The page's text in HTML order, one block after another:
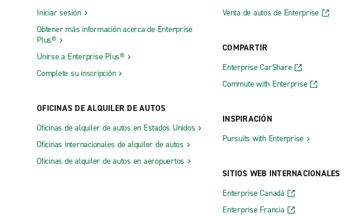
Iniciar sesión
Obtener más información acerca de Enterprise
Plus®
Unirse a Enterprise Plus®
Complete su inscripción
OFICINAS DE ALQUILER DE AUTOS
Oficinas de alquiler de autos en Estados Unidos
Oficinas internacionales de alquiler de autos
Oficinas de alquiler de autos en aeropuertos
Venta de autos de Enterprise
COMPARTIR
Enterprise CarShare
Commute with Enterprise
INSPIRACIÓN
Pursuits with Enterprise
SITIOS WEB INTERNACIONALES
Enterprise Canadá
Enterprise Francia